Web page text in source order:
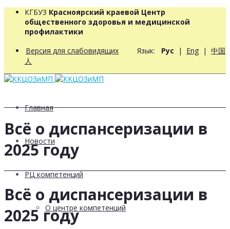
КГБУЗ Красноярский краевой Центр
общественного здоровья и медицинской
профилактики
Версия для слабовидящих Язык: Рус | Eng | 中国
人
Главная
Новости
РЦ компетенций
О центре компетенций
Всё о диспансеризации в
2025 году
Всё о диспансеризации в
2025 году